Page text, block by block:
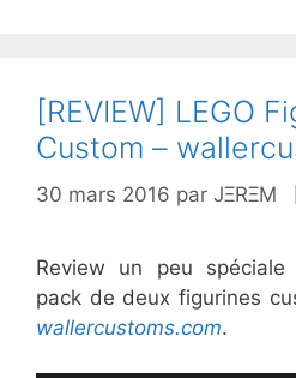
[REVIEW] LEGO
Custom –
30 mars 2016 par JΞRΞM
Review un peu spéciale
pack de deux figurines
wallercustoms.com.